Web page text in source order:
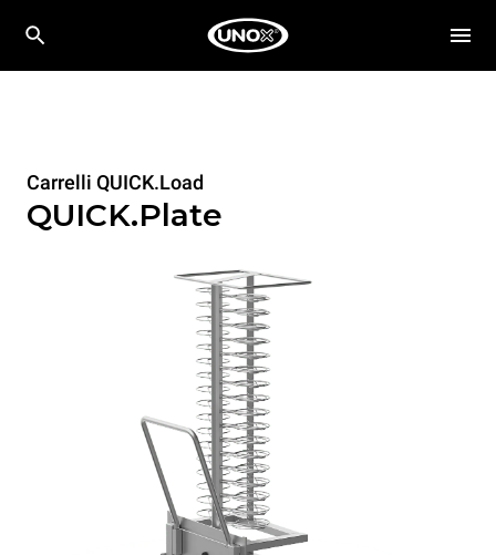
Carrelli QUICK.Load
QUICK.Plate